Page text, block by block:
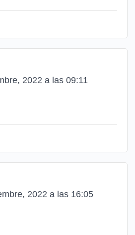
2022 a las 09:11
2022 a las 16:05